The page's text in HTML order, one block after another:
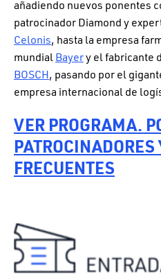
añadiendo nuevos ponentes
patrocinador Diamond y
Celonis, hasta la empresa
mundial Bayery el fabricante
BOSCH, pasando por el
empresa internacional de
VER PROGRAMA.
PATROCINADORES
FRECUENTES